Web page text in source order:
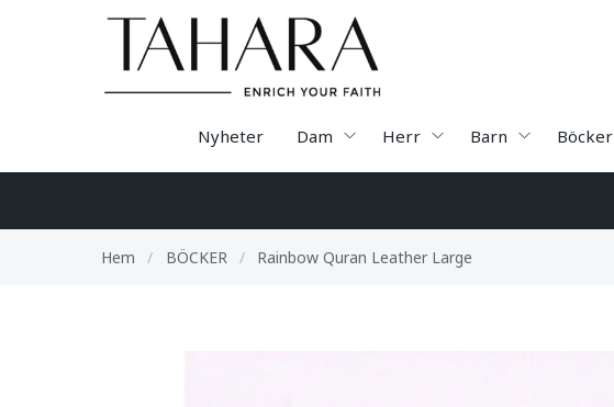
Nyheter Dam Herr Barn Böcker
Hem / BÖCKER / Rainbow Quran Leather Large